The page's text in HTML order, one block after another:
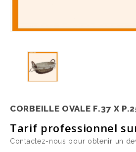
CORBEILLE OVALE F.37 X
Tarif professionnel
Contactez-nous pour obtenir un